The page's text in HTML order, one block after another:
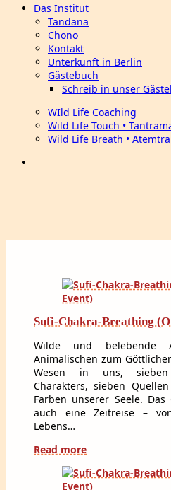
Das Institut
Tandana
Chono
Kontakt
Unterkunft in Berlin
Gästebuch
Schreib in unser
WIld Life Coaching
Wild Life Touch •
Wild Life Breath •
Sufi-Chakra-Breathing
Wilde und belebende
Animalischen zum
Wesen in uns, sieben
Charakters, sieben
Farben unserer Seele.
auch eine Zeitreise –
Lebens…
Read more